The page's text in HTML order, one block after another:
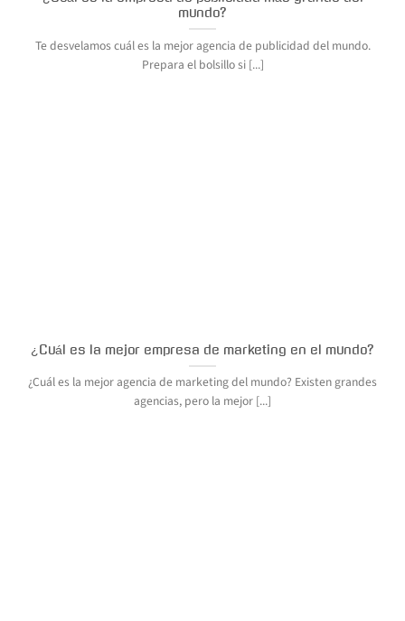
mundo?
Te desvelamos cuál es la mejor agencia de publicidad del mundo.
Prepara el bolsillo si [...]
¿Cuál es la mejor empresa de marketing en el mundo?
¿Cuál es la mejor agencia de marketing del mundo? Existen grandes
agencias, pero la mejor [...]